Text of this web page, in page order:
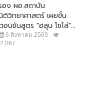
อง ผอ.สถาบัน
ติวิทยาศาสตร์ เผยขั้น
อนชันสูตร "ฮลุน โซโล่"...
6 สิงหาคม 2569
2,067